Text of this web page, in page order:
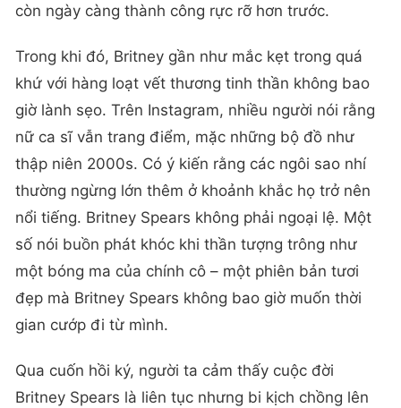
còn ngày càng thành công rực rỡ hơn trước.
Trong khi đó, Britney gần như mắc kẹt trong quá
khứ với hàng loạt vết thương tinh thần không bao
giờ lành sẹo. Trên Instagram, nhiều người nói rằng
nữ ca sĩ vẫn trang điểm, mặc những bộ đồ như
thập niên 2000s. Có ý kiến rằng các ngôi sao nhí
thường ngừng lớn thêm ở khoảnh khắc họ trở nên
nổi tiếng. Britney Spears không phải ngoại lệ. Một
số nói buồn phát khóc khi thần tượng trông như
một bóng ma của chính cô – một phiên bản tươi
đẹp mà Britney Spears không bao giờ muốn thời
gian cướp đi từ mình.
Qua cuốn hồi ký, người ta cảm thấy cuộc đời
Britney Spears là liên tục nhưng bi kịch chồng lên